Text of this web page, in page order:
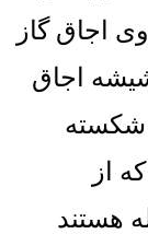
اجاق گاز
شیشه اجاق
شکسته
از
هستند